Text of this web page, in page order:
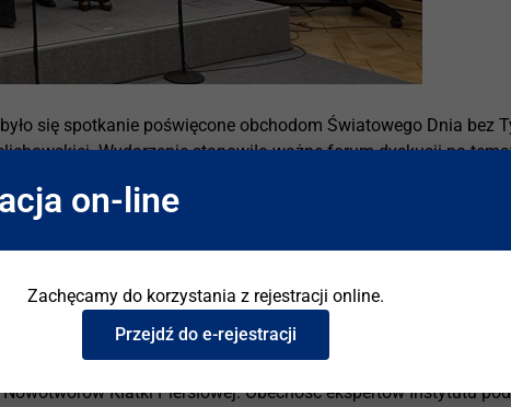
się spotkanie poświęcone obchodom Światowego Dnia bez
Wydarzenie stanowiło ważne forum dyskusji na
a także konieczności wzmacniania działań
Organizację Zdrowia (WHO), każdego roku przypomina o
produktów nikotynowych. Tegoroczne obchody
tradycyjnymi papierosami, jak i e-papierosami, wyrobami
i Chorób Płuc. Instytut reprezentowali prof. dr hab. n. med.
Klatki Piersiowej. Obecność ekspertów Instytutu
on-line
Zachęcamy do korzystania z rejestracji online.
Przejdź do e-rejestracji